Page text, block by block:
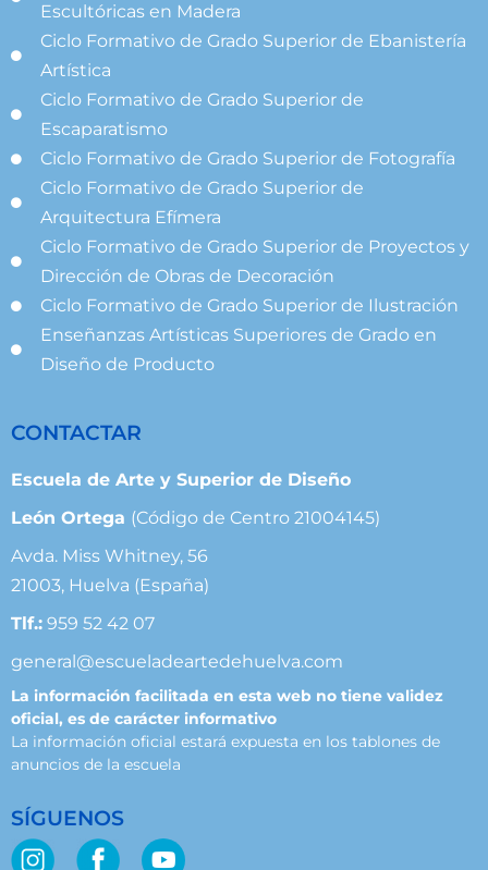
Escultóricas en Madera
Ciclo Formativo de Grado Superior de Ebanistería
Artística
Ciclo Formativo de Grado Superior de
Escaparatismo
Ciclo Formativo de Grado Superior de Fotografía
Ciclo Formativo de Grado Superior de
Arquitectura Efímera
Ciclo Formativo de Grado Superior de Proyectos y
Dirección de Obras de Decoración
Ciclo Formativo de Grado Superior de Ilustración
Enseñanzas Artísticas Superiores de Grado en
Diseño de Producto
CONTACTAR
Escuela de Arte y Superior de Diseño
León Ortega (Código de Centro 21004145)
Avda. Miss Whitney, 56
21003, Huelva (España)
Tlf.: 959 52 42 07
general@escueladeartedehuelva.com
La información facilitada en esta web no tiene validez
oficial, es de carácter informativo
La información oficial estará expuesta en los tablones de
anuncios de la escuela
SÍGUENOS